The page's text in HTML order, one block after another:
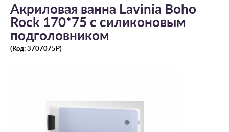
Акриловая ванна Lavinia Boho
Rock 170*75 с силиконовым
подголовником
(Код:3707075P)